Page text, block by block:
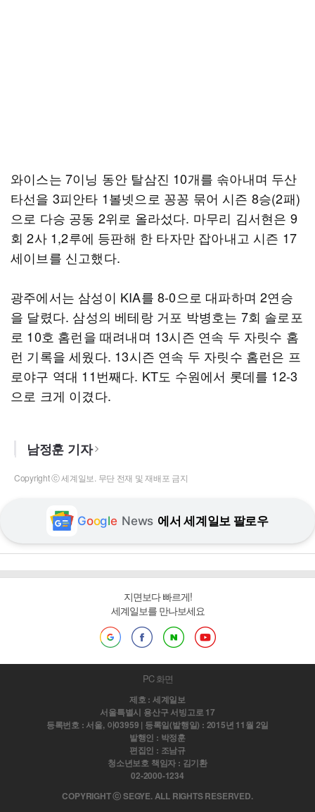
와이스는 7이닝 동안 탈삼진 10개를 솎아내며 두산
타선을 3피안타 1볼넷으로 꽁꽁 묶어 시즌 8승(2패)
으로 다승 공동 2위로 올라섰다. 마무리 김서현은 9
회 2사 1,2루에 등판해 한 타자만 잡아내고 시즌 17
세이브를 신고했다.
광주에서는 삼성이 KIA를 8-0으로 대파하며 2연승
을 달렸다. 삼성의 베테랑 거포 박병호는 7회 솔로포
로 10호 홈런을 때려내며 13시즌 연속 두 자릿수 홈
런 기록을 세웠다. 13시즌 연속 두 자릿수 홈런은 프
로야구 역대 11번째다. KT도 수원에서 롯데를 12-3
으로 크게 이겼다.
남정훈 기자
Copyright ⓒ 세계일보. 무단 전재 및 재배포 금지
Google News 에서 세계일보 팔로우
지면보다 빠르게!
세계일보를 만나보세요
PC 화면
제호 : 세계일보
서울특별시 용산구 서빙고로 17
등록번호 : 서울, 아03959 | 등록일(발행일) : 2015년 11월 2일
발행인 : 박정훈
편집인 : 조남규
청소년보호 책임자 : 김기환
02-2000-1234
COPYRIGHT ⓒ SEGYE. ALL RIGHTS RESERVED.